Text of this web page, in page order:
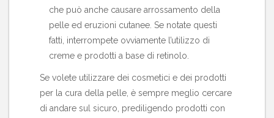
che può anche causare arrossamento della
pelle ed eruzioni cutanee. Se notate questi
fatti, interrompete ovviamente l’utilizzo di
creme e prodotti a base di retinolo.
Se volete utilizzare dei cosmetici e dei prodotti
per la cura della pelle , è sempre meglio cercare
di andare sul sicuro, prediligendo prodotti con